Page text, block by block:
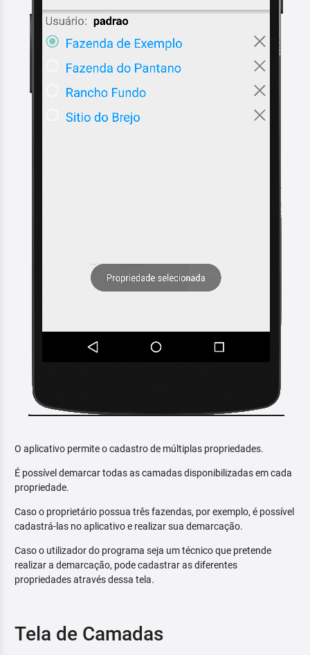
O aplicativo permite o cadastro de múltiplas propriedades.
É possível demarcar todas as camadas disponibilizadas em cada
propriedade.
Caso o proprietário possua três fazendas, por exemplo, é possível
cadastrá-las no aplicativo e realizar sua demarcação.
Caso o utilizador do programa seja um técnico que pretende
realizar a demarcação, pode cadastrar as diferentes
propriedades através dessa tela.
Tela de Camadas